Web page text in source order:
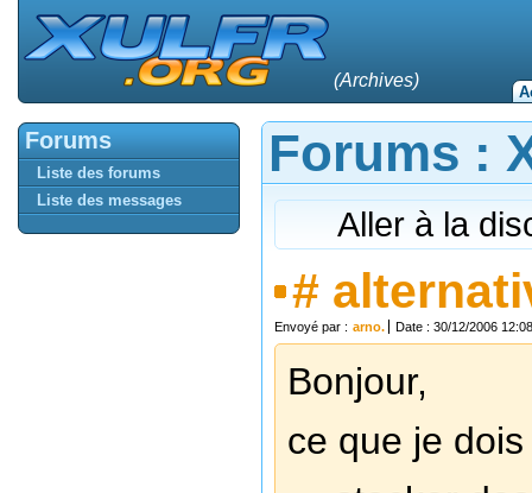
(Archives)
Forums :
Aller à la
#
Envoyé par : arno. Date : 30/12/2006 12:08
Bonjour,
ce que je
Forums
Liste des forums
Liste des messages